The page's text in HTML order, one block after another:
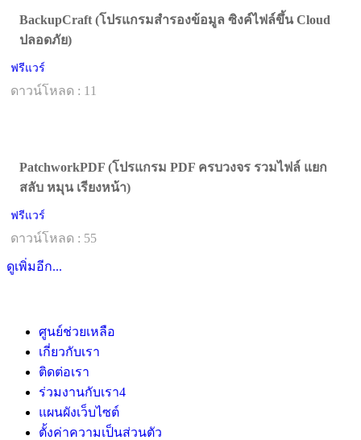
BackupCraft (โปรแกรมสำรองข้อมูล ซิงค์ไฟล์ขึ้น Cloud
ปลอดภัย)
ฟรีแวร์
ดาวน์โหลด : 11
PatchworkPDF (โปรแกรม PDF ครบวงจร รวมไฟล์ แยก
สลับ หมุน เรียงหน้า)
ฟรีแวร์
ดาวน์โหลด : 55
ดูเพิ่มอีก...
ศูนย์ช่วยเหลือ
เกี่ยวกับเรา
ติดต่อเรา
ร่วมงานกับเรา4
แผนผังเว็บไซต์
ตั้งค่าความเป็นส่วนตัว